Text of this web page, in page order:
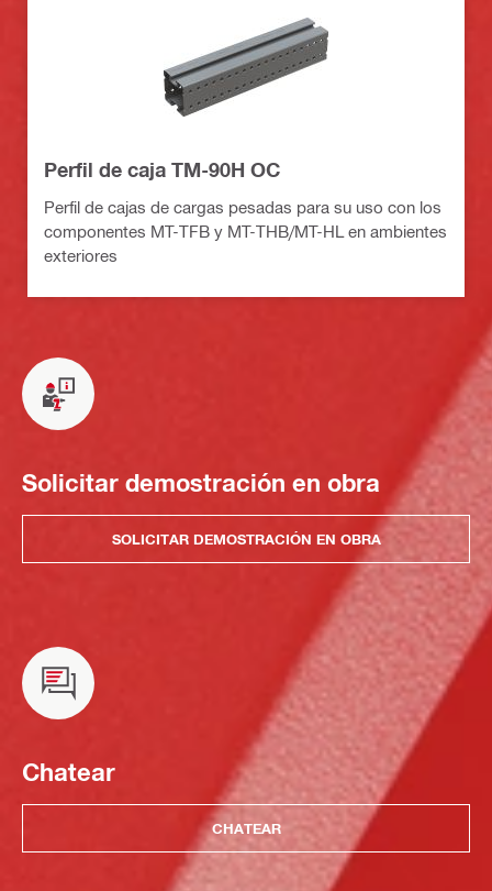
Perfil de caja TM-90H OC
Perfil de cajas de cargas pesadas para su uso con los
componentes MT-TFB y MT-THB/MT-HL en ambientes
exteriores
Solicitar demostración en obra
SOLICITAR DEMOSTRACIÓN EN OBRA
Chatear
CHATEAR